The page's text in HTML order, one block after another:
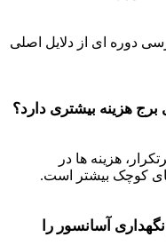
دوره ای از دلایل اصلی
برج هزینه بیشتری دارد؟
هزینه ها در
کوچک بیشتر است.
آسانسور را